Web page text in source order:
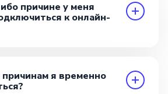
причине у меня
к онлайн-
я временно